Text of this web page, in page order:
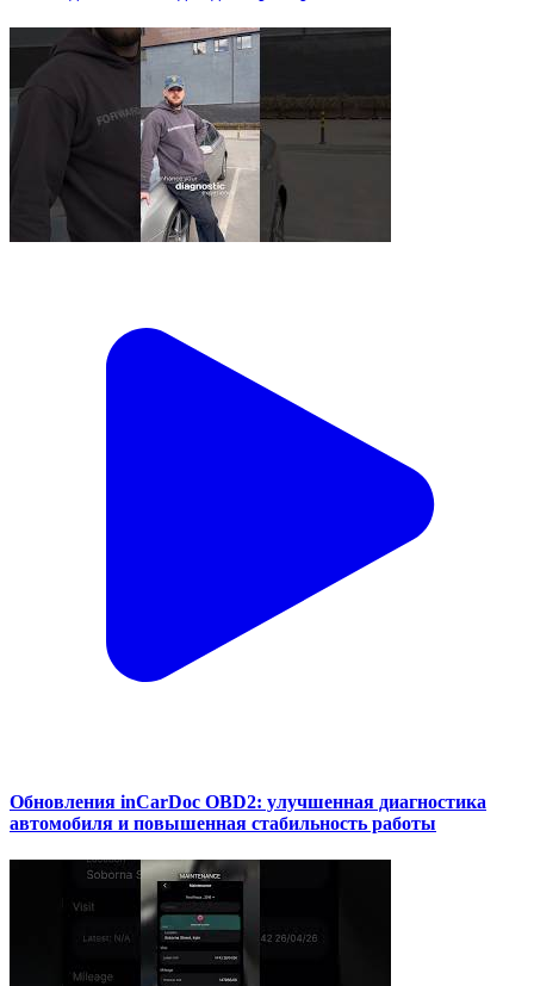
Обновления inCarDoc OBD2: улучшенная диагностика
автомобиля и повышенная стабильность работы